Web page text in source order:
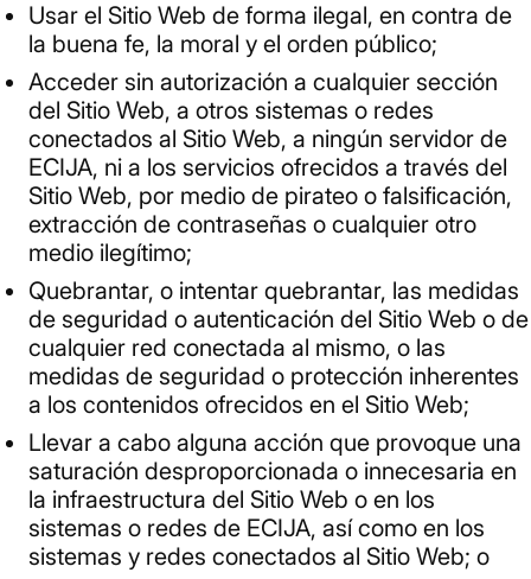
Usar el Sitio Web de forma ilegal, en contra de
la buena fe, la moral y el orden público;
Acceder sin autorización a cualquier sección
del Sitio Web, a otros sistemas o redes
conectados al Sitio Web, a ningún servidor de
ECIJA, ni a los servicios ofrecidos a través del
Sitio Web, por medio de pirateo o falsificación,
extracción de contraseñas o cualquier otro
medio ilegítimo;
Quebrantar, o intentar quebrantar, las medidas
de seguridad o autenticación del Sitio Web o de
cualquier red conectada al mismo, o las
medidas de seguridad o protección inherentes
a los contenidos ofrecidos en el Sitio Web;
Llevar a cabo alguna acción que provoque una
saturación desproporcionada o innecesaria en
la infraestructura del Sitio Web o en los
sistemas o redes de ECIJA, así como en los
sistemas y redes conectados al Sitio Web; o